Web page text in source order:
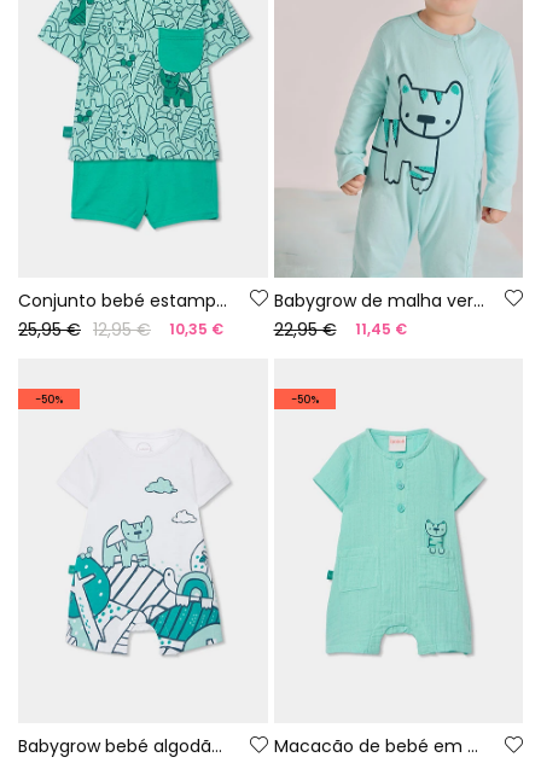
Conjunto bebé estampado algodão
25,95 € 12,95 € 10,35 €
Babygrow de malha verde
22,95 €
11,45 €
-50%
Babygrow bebé algodão cor branca
-50%
Macacão de bebé em algodão verde